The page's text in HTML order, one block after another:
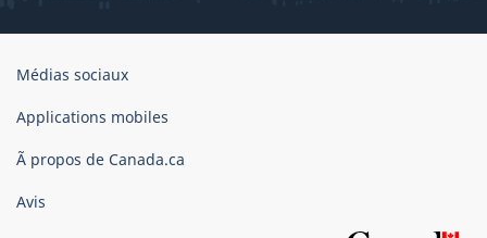
Organisation
gouvernement
Canada
Médias sociaux
Applications mobiles
Ã propos de Canada.ca
Avis